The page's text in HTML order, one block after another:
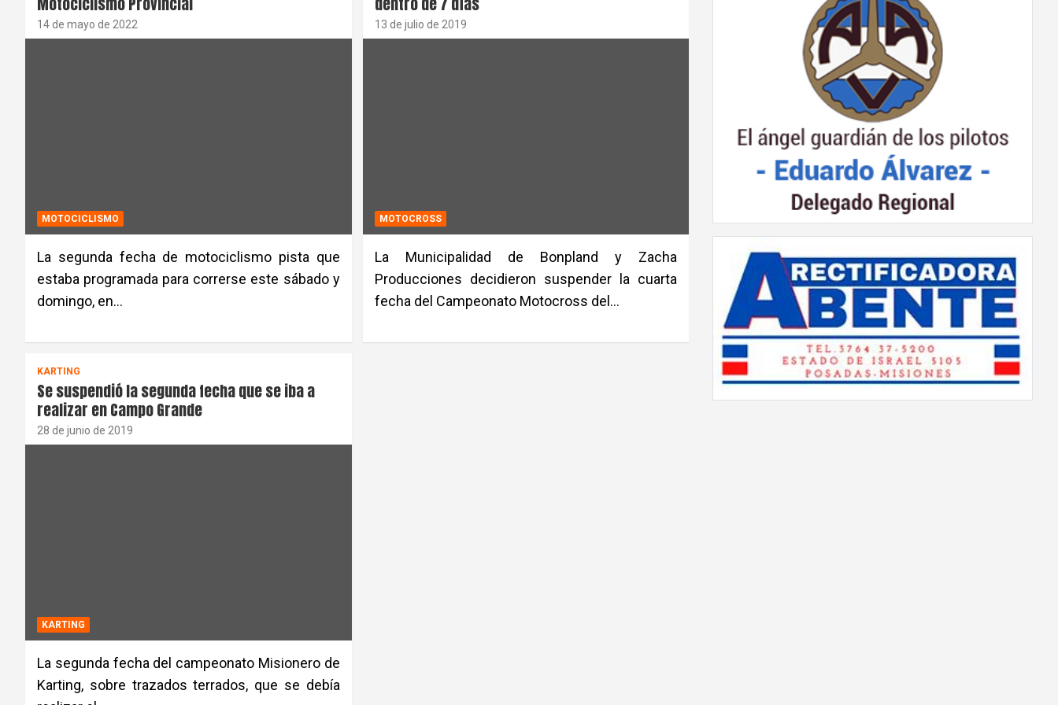
14 de mayo de 2022
MOTOCICLISMO
La segunda fecha de motociclismo pista que
estaba programada para correrse este sábado y
domingo, en…
13 de julio de 2019
MOTOCROSS
La Municipalidad de Bonpland y Zacha
Producciones decidieron suspender la cuarta
fecha del Campeonato Motocross del…
KARTING
Se suspendió la segunda fecha que se iba a
realizar en Campo Grande
28 de junio de 2019
KARTING
La segunda fecha del campeonato Misionero de
Karting, sobre trazados terrados, que se debía